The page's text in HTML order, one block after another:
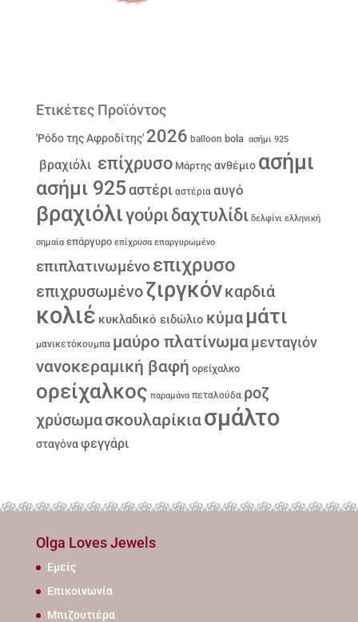
Ετικέτες Προϊόντος
'Ρόδο της Αφροδίτης' 2026 balloon bola ασήμι 925
βραχιόλι επίχρυσο Μάρτης ανθέμιο ασήμι
ασήμι 925αστέρι αστέρια αυγό
βραχιόλιγούριδαχτυλίδι δελφίνι ελληνική
σημαία επάργυρο επίχρυσα επαργυρωμένο
επιπλατινωμένο επιχρυσο
επιχρυσωμένοζιργκόνκαρδιά
κολιέ κυκλαδικό ειδώλιο κύμα μάτι
μανικετόκουμπα μαύρο πλατίνωμα μενταγιόν
νανοκεραμική βαφή ορείχαλκο
ορείχαλκος παραμάνα πεταλούδα ροζ
χρύσωμασκουλαρίκιασμάλτο
σταγόνα φεγγάρι
Olga Loves Jewels
Εμείς
Επικοινωνία
Μπιζουτιέρα